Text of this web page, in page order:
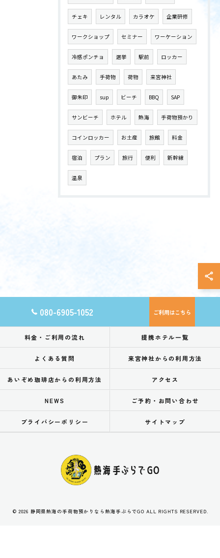
チェキ レンタル カラオケ 企業研修
ワークショップ セミナー ワーケーション
冷感ポンチョ 選挙 駅前 ロッカー
あたみ 手荷物 荷物 来宮神社
御朱印 sup ビーチ BBQ SAP
サンビーチ ホテル 熱海 手荷物預かり
コインロッカー お土産 旅館 料金
宿泊 プラン 旅行 便利 新幹線
温泉
080-6905-1052 ご利用はこちら
料金・ご利用の流れ 提携ホテル一覧
よくある質問 来宮神社からの利用方法
あいぞめ珈琲店からの利用方法 アクセス
NEWS ご予約・お問い合わせ
プライバシーポリシー サイトマップ
© 2026 静岡県熱海の手荷物預かりなら熱海手ぶらでGO ALL RIGHTS RESERVED.